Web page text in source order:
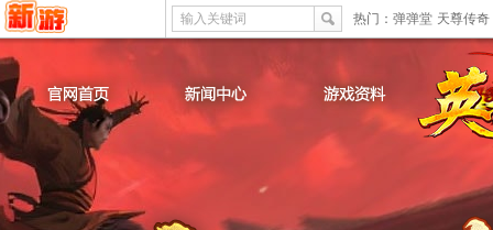
输入关键词 热门： 弹弹堂 天尊传奇